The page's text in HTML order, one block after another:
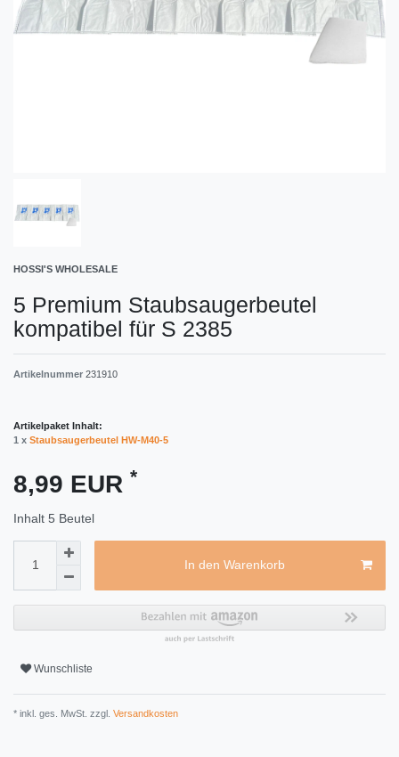
HOSSI'S WHOLESALE
5 Premium Staubsaugerbeutel
kompatibel für S 2385
Artikelnummer 231910
Artikelpaket Inhalt:
1 x Staubsaugerbeutel HW-M40-5
8,99 EUR *
Inhalt 5 Beutel
In den Warenkorb
Wunschliste
* inkl. ges. MwSt. zzgl. Versandkosten